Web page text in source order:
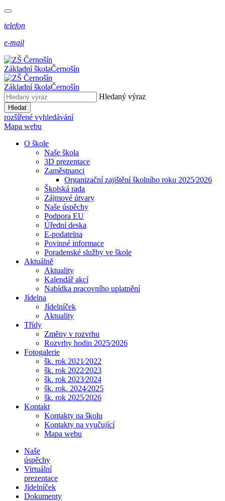
telefon
e-mail
Základní školaČernošín
Základní školaČernošín
Hledaný výraz
Hledat
rozšířené vyhledávání
Mapa webu
O škole
Naše škola
3D prezentace
Zaměstnanci
Organizační zajištění školního roku 2025⁄2026
Školská rada
Zájmové útvary
Naše úspěchy
Podpora EU
Úřední deska
E-podatelna
Povinné informace
Poradenské služby ve škole
Aktuálně
Aktuality
Kalendář akcí
Nabídka pracovního uplatnění
Jídelna
Jídelníček
Aktuality
Třídy
Změny v rozvrhu
Rozvrhy hodin 2025⁄2026
Fotogalerie
šk. rok 2021⁄2022
šk. rok 2022⁄2023
šk. rok 2023⁄2024
šk. rok. 2024⁄2025
šk. rok 2025⁄2026
Kontakt
Kontakty na školu
Kontakty na vyučující
Mapa webu
Naše
úspěchy
Virtuální
prezentace
Jídelníček
Dokumenty